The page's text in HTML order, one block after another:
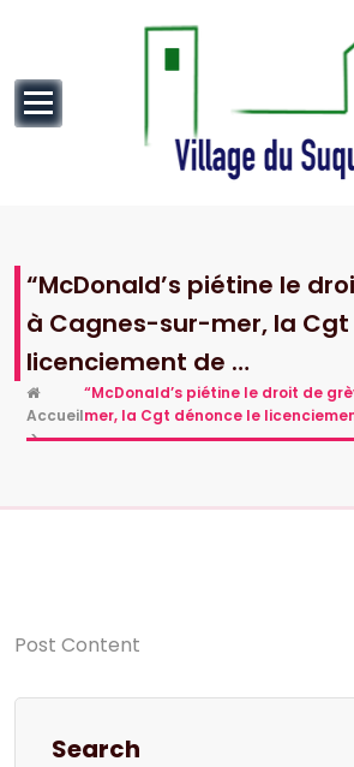
“McDonald’s piétine le
à Cagnes-sur-mer, la Cgt
licenciement de …
Accueil
>
“McDonald’s piétine le droit de
mer, la Cgt dénonce le
Post Content
Search